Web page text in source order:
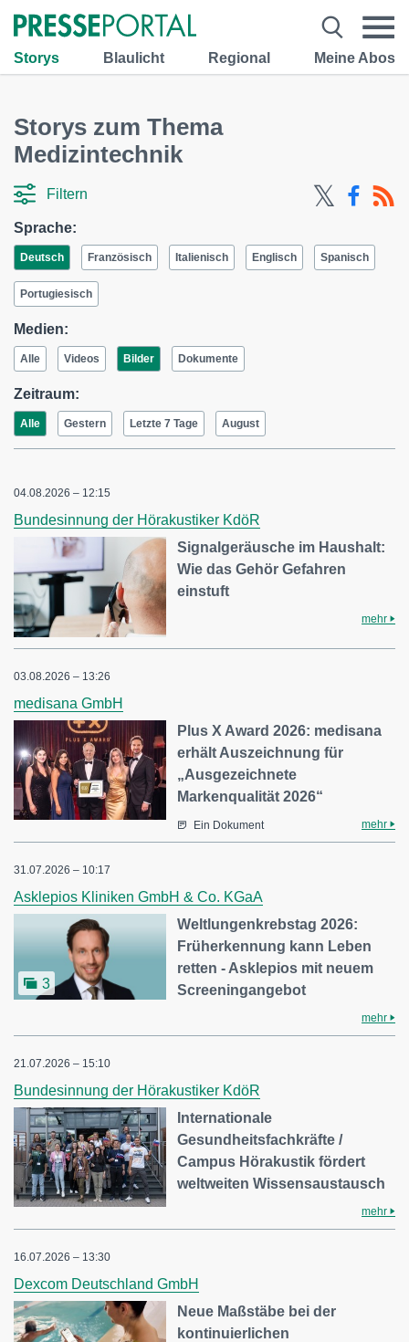
Storys Blaulicht Regional Meine Abos
Storys zum Thema
Medizintechnik
Filtern
Sprache:
Deutsch Französisch Italienisch Englisch Spanisch
Portugiesisch
Medien:
Alle Videos Bilder Dokumente
Zeitraum:
Alle Gestern Letzte 7 Tage August
04.08.2026 – 12:15
Bundesinnung der Hörakustiker KdöR
Signalgeräusche im Haushalt:
Wie das Gehör Gefahren
einstuft
mehr
03.08.2026 – 13:26
medisana GmbH
Plus X Award 2026: medisana
erhält Auszeichnung für
„Ausgezeichnete
Markenqualität 2026“
Ein Dokument mehr
31.07.2026 – 10:17
Asklepios Kliniken GmbH & Co. KGaA
3
Weltlungenkrebstag 2026:
Früherkennung kann Leben
retten - Asklepios mit neuem
Screeningangebot
mehr
21.07.2026 – 15:10
Bundesinnung der Hörakustiker KdöR
Internationale
Gesundheitsfachkräfte /
Campus Hörakustik fördert
weltweiten Wissensaustausch
mehr
16.07.2026 – 13:30
Dexcom Deutschland GmbH
Neue Maßstäbe bei der
kontinuierlichen